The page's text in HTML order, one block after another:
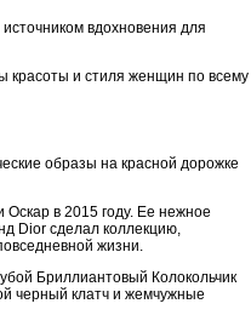
вдохновения для
красоты и стиля женщин по всему
образы на красной дорожке
в 2015 году. Ее нежное
Dior сделал коллекцию,
жизни.
Бриллиантовый Колокольчик
черный клатч и жемчужные